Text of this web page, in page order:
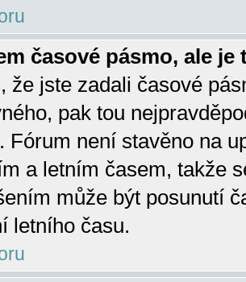
časové pásmo, ale je
že jste zadali časové
pak tou
Fórum není stavěno na
a letním časem, takže
může být posunutí
letního času.